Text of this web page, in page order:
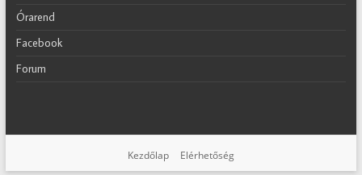
Órarend
Facebook
Forum
Kezdőlap Elérhetőség